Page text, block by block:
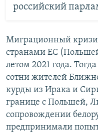
российский
Миграционный
странами ЕС
летом 2021 года.
сотни жителей
курды из Ирака и
границе с Польшей,
сопровождении
предпринимали